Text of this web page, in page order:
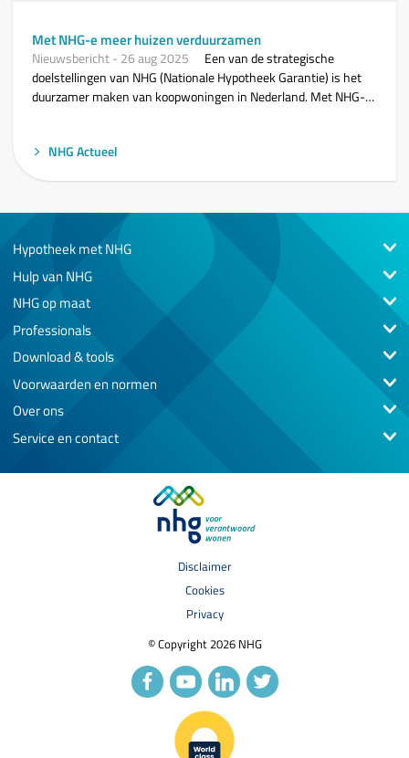
gelden en hoe je de kosten toetst aan de NHG-grens.
Met NHG-e meer huizen verduurzamen
Nieuwsbericht- 26 aug 2025
Een van de strategische
doelstellingen van NHG (Nationale Hypotheek Garantie) is het
duurzamer maken van koopwoningen in Nederland. Met NHG-e,
NHG Actueel
Hypotheek met NHG
Hulp van NHG
NHG op maat
Professionals
Download & tools
Voorwaarden en normen
Over ons
Service en contact
© Copyright 2026 NHG
Disclaimer
Cookies
Privacy